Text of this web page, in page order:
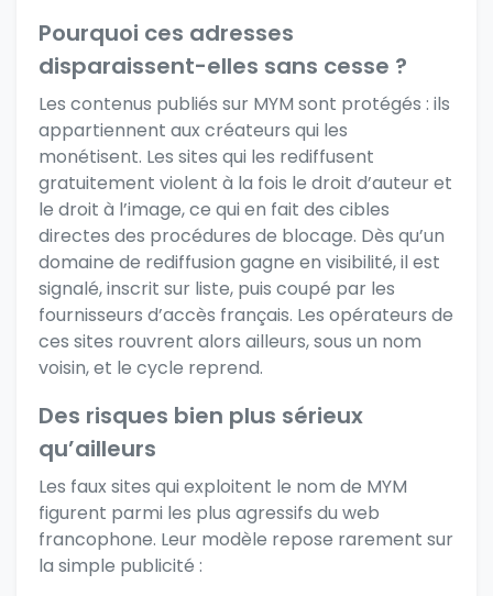
Pourquoi ces adresses
disparaissent-elles sans cesse ?
Les contenus publiés sur MYM sont protégés : ils
appartiennent aux créateurs qui les
monétisent. Les sites qui les rediffusent
gratuitement violent à la fois le droit d’auteur et
le droit à l’image, ce qui en fait des cibles
directes des procédures de blocage. Dès qu’un
domaine de rediffusion gagne en visibilité, il est
signalé, inscrit sur liste, puis coupé par les
fournisseurs d’accès français. Les opérateurs de
ces sites rouvrent alors ailleurs, sous un nom
voisin, et le cycle reprend.
Des risques bien plus sérieux
qu’ailleurs
Les faux sites qui exploitent le nom de MYM
figurent parmi les plus agressifs du web
francophone. Leur modèle repose rarement sur
la simple publicité :